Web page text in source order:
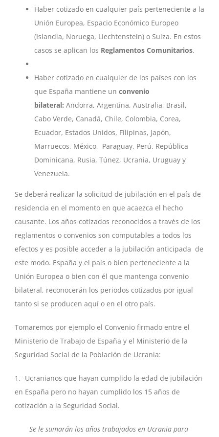
Haber cotizado en cualquier país perteneciente a la
Unión Europea, Espacio Económico Europeo
(Islandia, Noruega, Liechtenstein) o Suiza. En estos
casos se aplican los Reglamentos Comunitarios.
Haber cotizado en cualquier de los países con los
que España mantiene un convenio
bilateral: Andorra, Argentina, Australia, Brasil,
Cabo Verde, Canadá, Chile, Colombia, Corea,
Ecuador, Estados Unidos, Filipinas, Japón,
Marruecos, México, Paraguay, Perú, República
Dominicana, Rusia, Túnez, Ucrania, Uruguay y
Venezuela.
Se deberá realizar la solicitud de jubilación en el país de
residencia en el momento en que acaezca el hecho
causante. Los años cotizados reconocidos a través de los
reglamentos o convenios son computables a todos los
efectos y es posible acceder a la jubilación anticipada de
este modo. España y el país o bien perteneciente a la
Unión Europea o bien con él que mantenga convenio
bilateral, reconocerán los periodos cotizados por igual
tanto si se producen aquí o en el otro país.
Tomaremos por ejemplo el Convenio firmado entre el
Ministerio de Trabajo de España y el Ministerio de la
Seguridad Social de la Población de Ucrania:
1.- Ucranianos que hayan cumplido la edad de jubilación
en España pero no hayan cumplido los 15 años de
cotización a la Seguridad Social.
Se le sumarán los años trabajados en Ucrania para